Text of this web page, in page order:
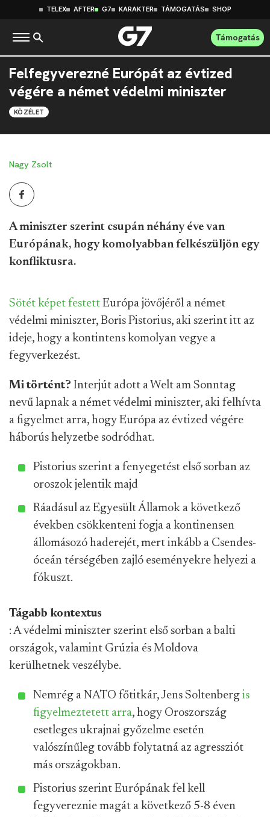
TELEX AFTER G7 KARAKTER TÁMOGATÁS SHOP
Támogatás
Felfegyverezné Európát az évtized
végére a német védelmi miniszter
KÖZÉLET
Nagy Zsolt
A miniszter szerint csupán néhány éve van
Európának, hogy komolyabban felkészüljön egy
konfliktusra.
Sötét képet festett Európa jövőjéről a német
védelmi miniszter, Boris Pistorius, aki szerint itt az
ideje, hogy a kontintens komolyan vegye a
fegyverkezést.
Mi történt? Interjút adott a Welt am Sonntag
nevű lapnak a német védelmi miniszter, aki felhívta
a figyelmet arra, hogy Európa az évtized végére
háborús helyzetbe sodródhat.
Pistorius szerint a fenyegetést első sorban az
oroszok jelentik majd
Ráadásul az Egyesült Államok a következő
években csökkenteni fogja a kontinensen
állomásozó haderejét, mert inkább a Csendes-
óceán térségében zajló eseményekre helyezi a
fókuszt.
Tágabb kontextus
: A védelmi miniszter szerint első sorban a balti
országok, valamint Grúzia és Moldova
kerülhetnek veszélybe.
Nemrég a NATO főtitkár, Jens Soltenberg is
figyelmeztetett arra, hogy Oroszország
esetleges ukrajnai győzelme esetén
valószínűleg tovább folytatná az agressziót
más országokban.
Pistorius szerint Európának fel kell
fegyvereznie magát a következő 5-8 éven